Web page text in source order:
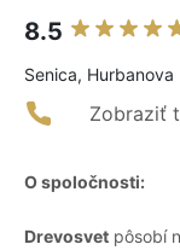
8.5
Senica, Hurbanova
Zobraziť
O spoločnosti:
Drevosvet pôsobí